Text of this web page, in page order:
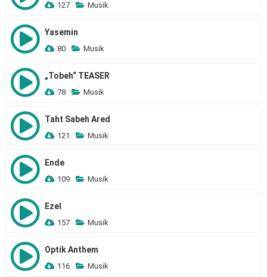
127 Musik
Yasemin
80 Musik
„Tobeh“ TEASER
78 Musik
Taht Sabeh Ared
121 Musik
Ende
109 Musik
Ezel
157 Musik
Optik Anthem
116 Musik